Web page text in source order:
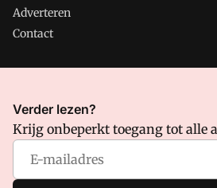
Adverteren
Contact
CMweb is onderdeel van VMN media.
waar VMN media voor staat. Op
volgende regelingen van toepassing:
Privacy en Cookie beleid
Verder lezen?
Krijg onbeperkt toegang tot alle